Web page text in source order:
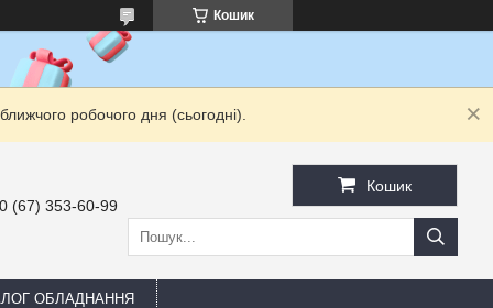
Кошик
робочого дня (сьогодні).
(67) 353-60-99
Кошик
ОБЛАДНАННЯ